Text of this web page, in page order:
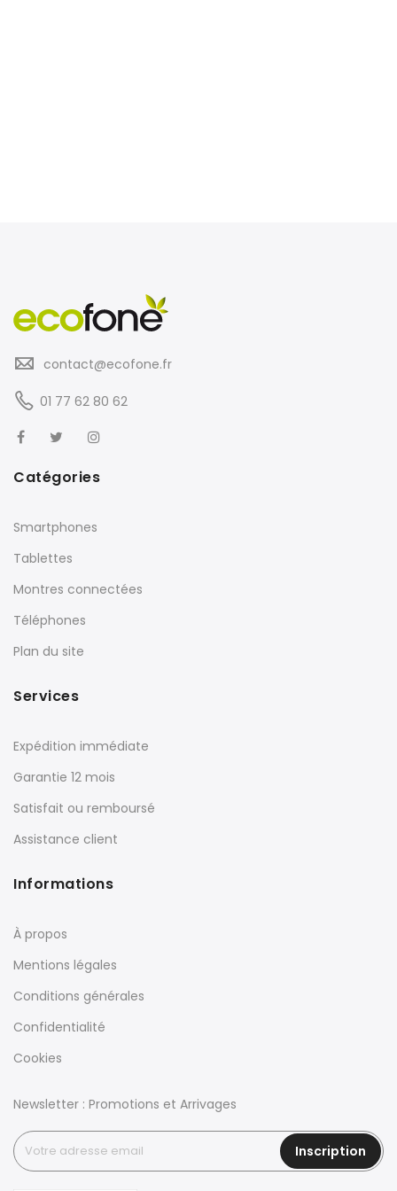
contact@ecofone.fr
01 77 62 80 62
Catégories
Smartphones
Tablettes
Montres connectées
Téléphones
Plan du site
Services
Expédition immédiate
Garantie 12 mois
Satisfait ou remboursé
Assistance client
Informations
À propos
Mentions légales
Conditions générales
Confidentialité
Cookies
Newsletter : Promotions et Arrivages
Inscription